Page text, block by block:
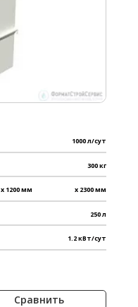
1000 л/сут
300 кг
x 1200 мм x 2300 мм
250 л
1.2 кВт/сут
Сравнить